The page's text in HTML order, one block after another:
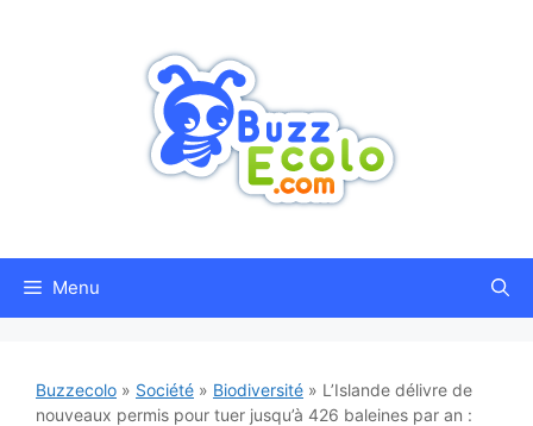
Menu
Buzzecolo » Société » Biodiversité » L’Islande délivre de
nouveaux permis pour tuer jusqu’à 426 baleines par an :